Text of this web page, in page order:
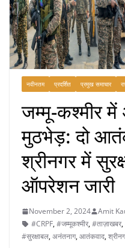
नवीनतम प्रदर्शित प्रमुख समाचार
जम्मू-कश्मीर
मुठभेड़: दो
श्रीनगर में
ऑपरेशन जारी
November 2, 2024 Amit
#CRPF,#जम्मूकश्मीर,#ताज़ाखबर,
#सुरक्षाबल,अनंतनाग,आतंकवाद,